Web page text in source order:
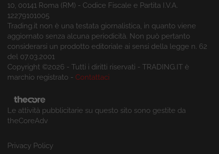
10, 00141 Roma (RM) - Codice Fiscale e Partita I.V.A.
12279101005
Trading.it non è una testata giornalistica, in quanto viene
aggiornato senza alcuna periodicità. Non può pertanto
considerarsi un prodotto editoriale ai sensi della legge n. 62
del 07.03.2001
Copyright ©2026 - Tutti i diritti riservati - TRADING.IT è
marchio registrato - Contattaci
Le attività pubblicitarie su questo sito sono gestite da
theCoreAdv
Privacy Policy